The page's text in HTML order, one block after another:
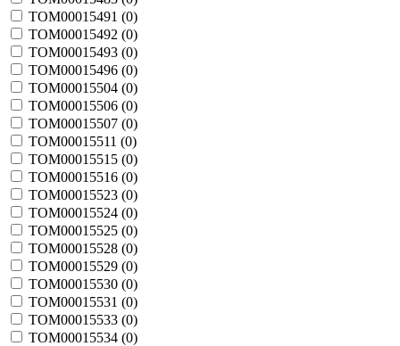
TOM00015491 (0)
TOM00015492 (0)
TOM00015493 (0)
TOM00015496 (0)
TOM00015504 (0)
TOM00015506 (0)
TOM00015507 (0)
TOM00015511 (0)
TOM00015515 (0)
TOM00015516 (0)
TOM00015523 (0)
TOM00015524 (0)
TOM00015525 (0)
TOM00015528 (0)
TOM00015529 (0)
TOM00015530 (0)
TOM00015531 (0)
TOM00015533 (0)
TOM00015534 (0)